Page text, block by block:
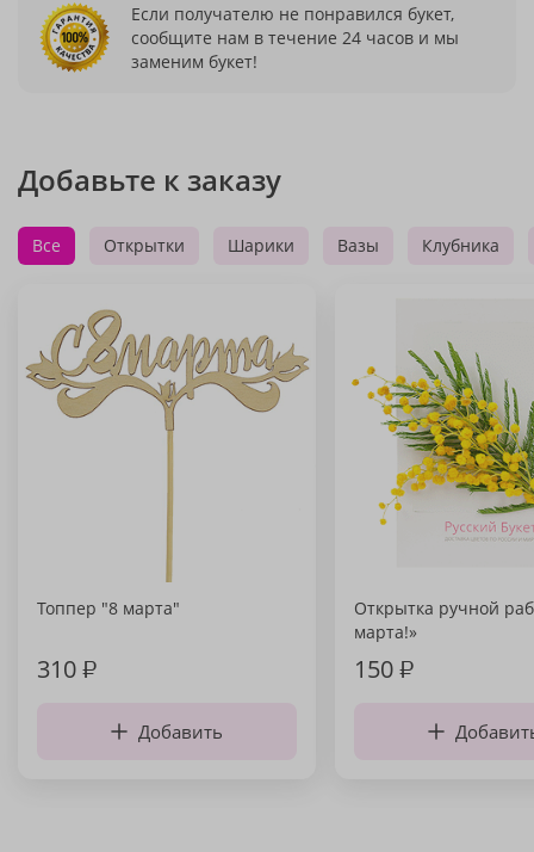
Если получателю не понравился букет,
сообщите нам в течение 24 часов и мы
заменим букет!
Добавьте к заказу
Все Открытки Шарики Вазы Клубника
Топпер "8 марта"
310₽
Добавить
Открытка ручной
марта!»
150₽